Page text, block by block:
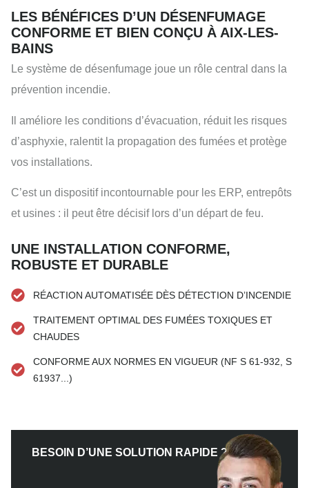
LES BÉNÉFICES D’UN DÉSENFUMAGE
CONFORME ET BIEN CONÇU À AIX-LES-
BAINS
Le système de désenfumage joue un rôle central dans la
prévention incendie.
Il améliore les conditions d’évacuation, réduit les risques
d’asphyxie, ralentit la propagation des fumées et protège
vos installations.
C’est un dispositif incontournable pour les ERP, entrepôts
et usines : il peut être décisif lors d’un départ de feu.
UNE INSTALLATION CONFORME,
ROBUSTE ET DURABLE
RÉACTION AUTOMATISÉE DÈS DÉTECTION D’INCENDIE
TRAITEMENT OPTIMAL DES FUMÉES TOXIQUES ET
CHAUDES
CONFORME AUX NORMES EN VIGUEUR (NF S 61-932, S
61937...)
BESOIN D’UNE SOLUTION RAPIDE ?